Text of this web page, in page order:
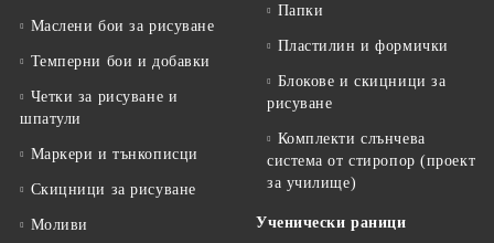
Маслени бои за рисуване
Темперни бои и добавки
Четки за рисуване и
шпатули
Маркери и тънкописци
Скицници за рисуване
Моливи
Папки
Пластилин и формички
Блокове и скицници за
рисуване
Комплекти слънчева
система от стиропор (проект
за училище)
Ученически раници